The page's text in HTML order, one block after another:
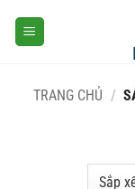
TRANG CHỦ /